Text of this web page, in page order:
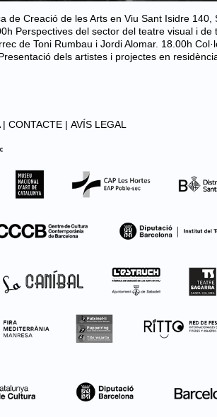
de Creació de les Arts en Viu Sant Isidre 140,
Perspectives del sector del teatre visual i de
de Toni Rumbau i Jordi Alomar. 18.00h
dels artistes i projectes en
| CONTACTE | AVÍS LEGAL